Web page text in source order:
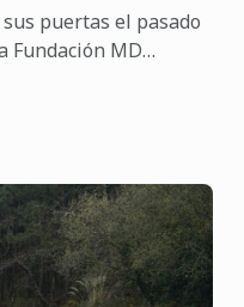
puertas el pasado
Fundación MD